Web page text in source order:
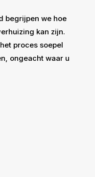
begrijpen we hoe
kan zijn.
proces soepel
ongeacht waar u